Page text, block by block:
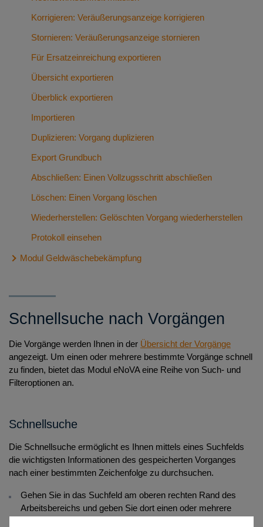
Wiederherstellen: gelöschten Grundbuchantrag
Grundbuchantrages einsehen
Antrag nach XNotar
Duplizieren: Sonstigen Antrag duplizieren
Rückmeldung trennen
Löschen: Sonstigen Antrag löschen
Wiederherstellen: gelöschten Antrag wiederherstellen
Für Amtstätigkeitsänderung exportieren/importieren
Protokoll einsehen: Fachliches Protokoll eines
Korrigieren: Veräußerungsanzeige korrigieren
Stornieren: Veräußerungsanzeige stornieren
Für Ersatzeinreichung exportieren
Übersicht exportieren
Überblick exportieren
Importieren
Duplizieren: Vorgang duplizieren
Export Grundbuch
Abschließen: Einen Vollzugsschritt abschließen
Löschen: Einen Vorgang löschen
Wiederherstellen: Gelöschten Vorgang wiederherstellen
Protokoll einsehen
Modul Geldwäschebekämpfung
Upload der Meldung als XML-Datei bei goAML
Abgabe einer Web-Meldung über goAML
Anleitung für die Nutzung des Meldeportals
FAQ: Modul Geldwäschebekämpfung Meldeportal
Anleitung für die Nutzung des Prüfungstools
Schritt 2: Wirtschaftliche Berechtigte
Schritt 4: Risikobewertung
Schritt 5: Identifizierung der formell Beteiligten
Schritt 6: Prüfungsergebnis
TraPaRe: Transparenzregistereinsichtnahmeschnittstelle
Schnellsuche nach Vorgängen
Die Vorgänge werden Ihnen in der Übersicht der Vorgänge
angezeigt. Um einen oder mehrere bestimmte Vorgänge schnell
zu finden, bietet das Modul eNoVA eine Reihe von Such- und
Filteroptionen an.
Schnellsuche
Die Schnellsuche ermöglicht es Ihnen mittels eines Suchfelds
die wichtigsten Informationen des gespeicherten Vorganges
nach einer bestimmten Zeichenfolge zu durchsuchen.
Gehen Sie in das Suchfeld am oberen rechten Rand des
Arbeitsbereichs und geben Sie dort einen oder mehrere